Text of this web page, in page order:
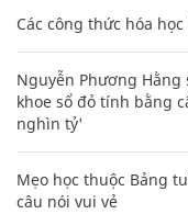
Các công thức hóa
Nguyễn Phương
khoe sổ đỏ tính bằng
nghìn tỷ'
Mẹo học thuộc Bảng
câu nói vui vẻ